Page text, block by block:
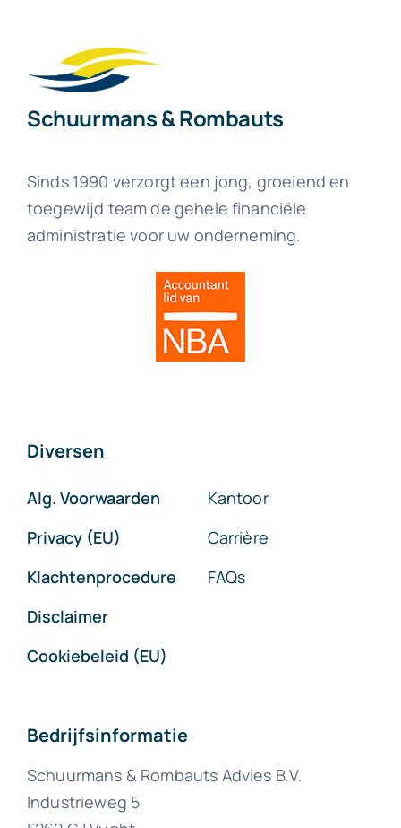
Schuurmans & Rombauts
Sinds 1990 verzorgt een jong, groeiend en
toegewijd team de gehele financiële
administratie voor uw onderneming.
Diversen
Alg. Voorwaarden
Privacy (EU)
Klachtenprocedure
Disclaimer
Cookiebeleid (EU)
Kantoor
Carrière
FAQs
Bedrijfsinformatie
Schuurmans & Rombauts Advies B.V.
Industrieweg 5